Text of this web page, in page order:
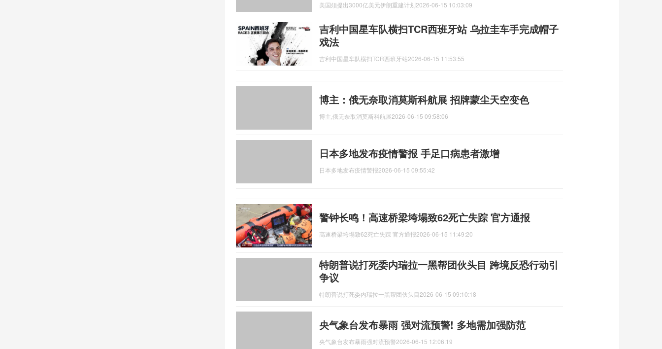
美国须提出3000亿美元伊朗重建计划2026-06-15 10:03:09
吉利中国星车队横扫TCR西班牙站 乌拉圭车手完成帽子
戏法
吉利中国星车队横扫TCR西班牙站2026-06-15 11:53:55
博主：俄无奈取消莫斯科航展 招牌蒙尘天空变色
博主,俄无奈取消莫斯科航展2026-06-15 09:58:06
日本多地发布疫情警报 手足口病患者激增
日本多地发布疫情警报2026-06-15 09:55:42
警钟长鸣！高速桥梁垮塌致62死亡失踪 官方通报
高速桥梁垮塌致62死亡失踪 官方通报2026-06-15 11:49:20
特朗普说打死委内瑞拉一黑帮团伙头目 跨境反恐行动引
争议
特朗普说打死委内瑞拉一黑帮团伙头目2026-06-15 09:10:18
央气象台发布暴雨 强对流预警! 多地需加强防范
央气象台发布暴雨强对流预警2026-06-15 12:06:19